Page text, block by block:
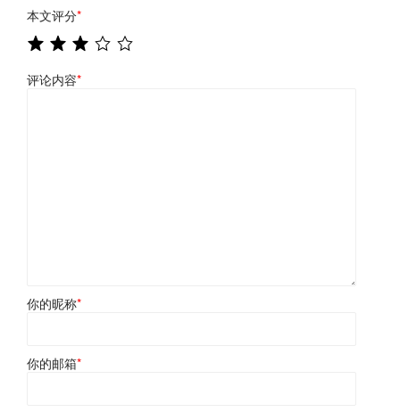
本文评分*
评论内容*
你的昵称*
你的邮箱*